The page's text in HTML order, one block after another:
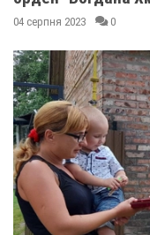
04 серпня 2023 0